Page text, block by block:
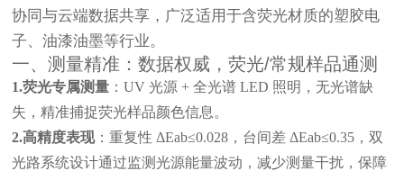
协同与云端数据共享，广泛适用于含荧光材质的塑胶电
子、油漆油墨等行业。
一、测量精准：数据权威，荧光/常规样品通测
1.荧光专属测量 ：UV 光源 + 全光谱 LED 照明，无光谱缺
失，精准捕捉荧光样品颜色信息。
2.高精度表现：重复性 ΔEab≤0.028，台间差 ΔEab≤0.35，双
光路系统设计通过监测光源能量波动，减少测量干扰，保障